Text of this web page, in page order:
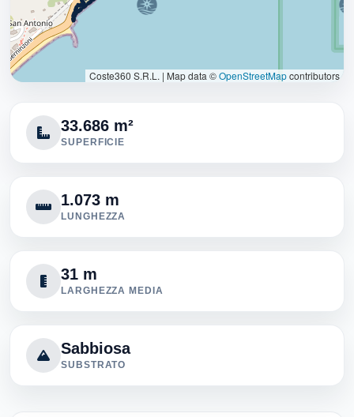
Coste360 S.R.L. | Map data ©OpenStreetMapcontributors
33.686 m²
SUPERFICIE
1.073 m
LUNGHEZZA
31 m
LARGHEZZA MEDIA
Sabbiosa
SUBSTRATO